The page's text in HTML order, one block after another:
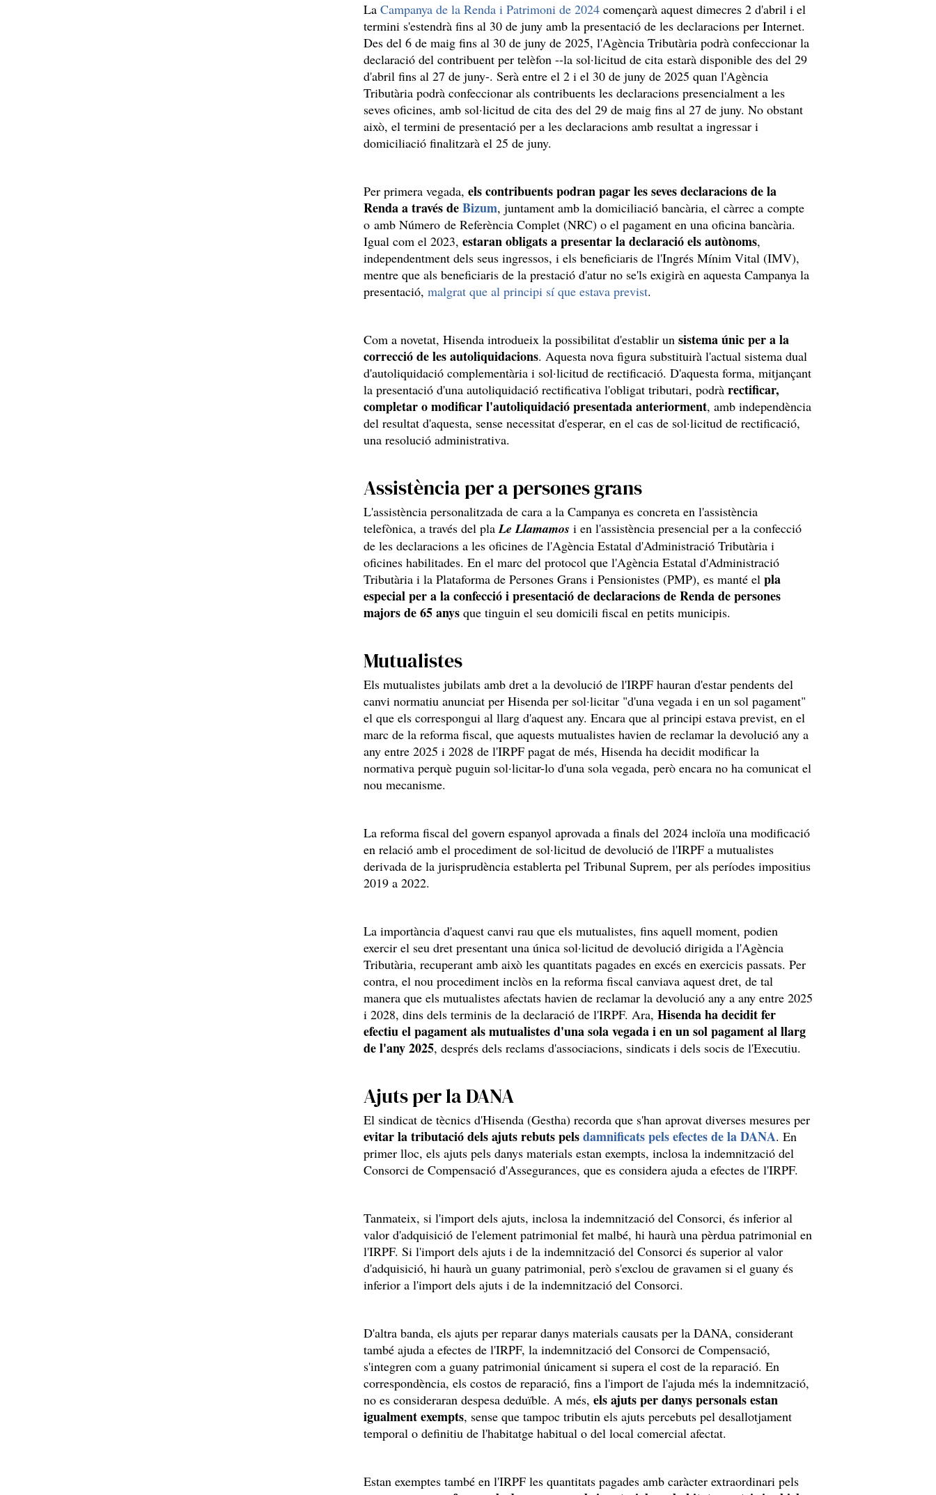
La Campanya de la Renda i Patrimoni de 2024 començarà aquest dimecres 2 d'abril i el
termini s'estendrà fins al 30 de juny amb la presentació de les declaracions per Internet.
Des del 6 de maig fins al 30 de juny de 2025, l'Agència Tributària podrà confeccionar la
declaració del contribuent per telèfon --la sol·licitud de cita estarà disponible des del 29
d'abril fins al 27 de juny-. Serà entre el 2 i el 30 de juny de 2025 quan l'Agència
Tributària podrà confeccionar als contribuents les declaracions presencialment a les
seves oficines, amb sol·licitud de cita des del 29 de maig fins al 27 de juny. No obstant
això, el termini de presentació per a les declaracions amb resultat a ingressar i
domiciliació finalitzarà el 25 de juny.
Per primera vegada, els contribuents podran pagar les seves declaracions de la
Renda a través deBizum, juntament amb la domiciliació bancària, el càrrec a compte
o amb Número de Referència Complet (NRC) o el pagament en una oficina bancària.
Igual com el 2023, estaran obligats a presentar la declaració els autònoms,
independentment dels seus ingressos, i els beneficiaris de l'Ingrés Mínim Vital (IMV),
mentre que als beneficiaris de la prestació d'atur no se'ls exigirà en aquesta Campanya la
presentació, malgrat que al principi sí que estava previst.
Com a novetat, Hisenda introdueix la possibilitat d'establir un sistema únic per a la
correcció de les autoliquidacions. Aquesta nova figura substituirà l'actual sistema dual
d'autoliquidació complementària i sol·licitud de rectificació. D'aquesta forma, mitjançant
la presentació d'una autoliquidació rectificativa l'obligat tributari, podrà rectificar,
completar o modificar l'autoliquidació presentada anteriorment, amb independència
del resultat d'aquesta, sense necessitat d'esperar, en el cas de sol·licitud de rectificació,
una resolució administrativa.
Assistència per a persones grans
L'assistència personalitzada de cara a la Campanya es concreta en l'assistència
telefònica, a través del plaLe Llamamos i en l'assistència presencial per a la confecció
de les declaracions a les oficines de l'Agència Estatal d'Administració Tributària i
oficines habilitades. En el marc del protocol que l'Agència Estatal d'Administració
Tributària i la Plataforma de Persones Grans i Pensionistes (PMP), es manté el pla
especial per a la confecció i presentació de declaracions de Renda de persones
majors de 65 anys que tinguin el seu domicili fiscal en petits municipis.
Mutualistes
Els mutualistes jubilats amb dret a la devolució de l'IRPF hauran d'estar pendents del
canvi normatiu anunciat per Hisenda per sol·licitar "d'una vegada i en un sol pagament"
el que els correspongui al llarg d'aquest any. Encara que al principi estava previst, en el
marc de la reforma fiscal, que aquests mutualistes havien de reclamar la devolució any a
any entre 2025 i 2028 de l'IRPF pagat de més, Hisenda ha decidit modificar la
normativa perquè puguin sol·licitar-lo d'una sola vegada, però encara no ha comunicat el
nou mecanisme.
La reforma fiscal del govern espanyol aprovada a finals del 2024 incloïa una modificació
en relació amb el procediment de sol·licitud de devolució de l'IRPF a mutualistes
derivada de la jurisprudència establerta pel Tribunal Suprem, per als períodes impositius
2019 a 2022.
La importància d'aquest canvi rau que els mutualistes, fins aquell moment, podien
exercir el seu dret presentant una única sol·licitud de devolució dirigida a l'Agència
Tributària, recuperant amb això les quantitats pagades en excés en exercicis passats. Per
contra, el nou procediment inclòs en la reforma fiscal canviava aquest dret, de tal
manera que els mutualistes afectats havien de reclamar la devolució any a any entre 2025
i 2028, dins dels terminis de la declaració de l'IRPF. Ara, Hisenda ha decidit fer
efectiu el pagament als mutualistes d'una sola vegada i en un sol pagament al llarg
de l'any 2025, després dels reclams d'associacions, sindicats i dels socis de l'Executiu.
Ajuts per la DANA
El sindicat de tècnics d'Hisenda (Gestha) recorda que s'han aprovat diverses mesures per
evitar la tributació dels ajuts rebuts pelsdamnificats pels efectes de la DANA. En
primer lloc, els ajuts pels danys materials estan exempts, inclosa la indemnització del
Consorci de Compensació d'Assegurances, que es considera ajuda a efectes de l'IRPF.
Tanmateix, si l'import dels ajuts, inclosa la indemnització del Consorci, és inferior al
valor d'adquisició de l'element patrimonial fet malbé, hi haurà una pèrdua patrimonial en
l'IRPF. Si l'import dels ajuts i de la indemnització del Consorci és superior al valor
d'adquisició, hi haurà un guany patrimonial, però s'exclou de gravamen si el guany és
inferior a l'import dels ajuts i de la indemnització del Consorci.
D'altra banda, els ajuts per reparar danys materials causats per la DANA, considerant
també ajuda a efectes de l'IRPF, la indemnització del Consorci de Compensació,
s'integren com a guany patrimonial únicament si supera el cost de la reparació. En
correspondència, els costos de reparació, fins a l'import de l'ajuda més la indemnització,
no es consideraran despesa deduïble. A més, els ajuts per danys personals estan
igualment exempts, sense que tampoc tributin els ajuts percebuts pel desallotjament
temporal o definitiu de l'habitatge habitual o del local comercial afectat.
Estan exemptes també en l'IRPF les quantitats pagades amb caràcter extraordinari pels